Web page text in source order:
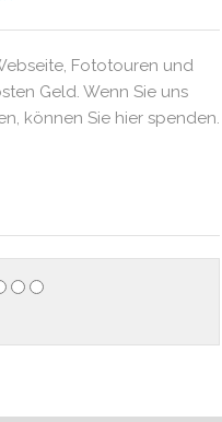
Fototouren und
Geld. Wenn Sie uns
können Sie hier spenden.